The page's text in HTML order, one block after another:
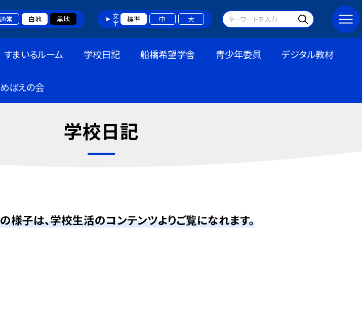
通常 白地 黒地 文字 標準 中 大
すまいるルーム 学校日記 船橋希望学舎 青少年委員 デジタル教材
めばえの会
学校日記
様子は、学校生活のコンテンツよりご覧になれます。